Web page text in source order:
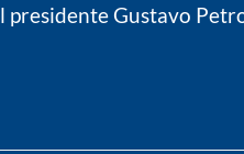
Gustavo